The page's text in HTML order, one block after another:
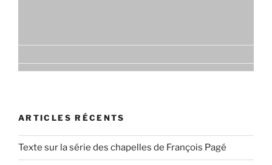
ARTICLES RÉCENTS
Texte sur la série des chapelles de François Pagé